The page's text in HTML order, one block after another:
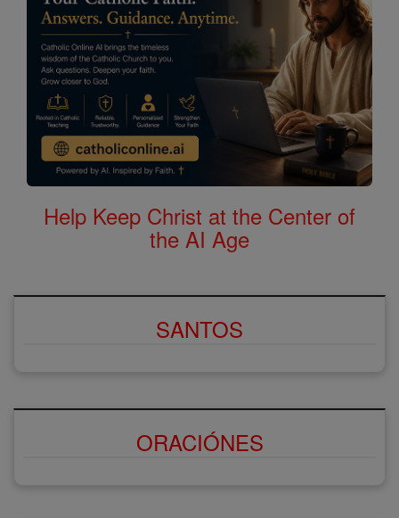
Help Keep Christ at the Center of
the AI Age
SANTOS
ORACIÓNES